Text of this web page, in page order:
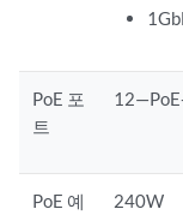
PoE 포
트
PoE 예
240W